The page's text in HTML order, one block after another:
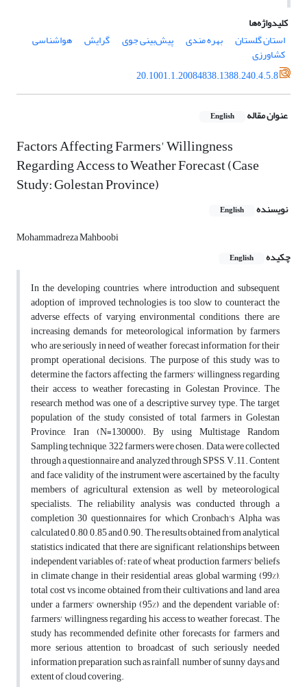
کلیدواژه‌ها
استان گلستان
بهره مندی پیش‌بینی جوی گرایش هواشناسی
کشاورزی
20.1001.1.20084838.1388.240.4.5.8
عنوان مقاله English
Factors Affecting Farmers' Willingness
Regarding Access to Weather Forecast (Case
Study: Golestan Province)
نویسنده English
Mohammadreza Mahboobi
چکیده
English
In the developing countries, where introduction and subsequent
adoption of improved technologies is too slow to counteract the
adverse effects of varying environmental conditions, there are
increasing demands for meteorological information by farmers
who are seriously in need of weather forecast information for their
prompt operational decisions. The purpose of this study was to
determine the factors affecting the farmers' willingness regarding
their access to weather forecasting in Golestan Province. The
research method was one of a descriptive survey type. The target
population of the study consisted of total farmers in Golestan
Province, Iran (N=130000). By using Multistage Random
Sampling technique, 322 farmers were chosen. Data were collected
through a questionnaire and analyzed through SPSS, V.11. Content
and face validity of the instrument were ascertained by the faculty
members of agricultural extension as well by meteorological
specialists. The reliability analysis was conducted through a
completion 30 questionnaires for which Cronbach's Alpha was
calculated 0.80, 0.85 and 0.90. The results obtained from analytical
statistics indicated that there are significant relationships between
independent variables of: rate of wheat production, farmers' beliefs
in climate change in their residential areas, global warming (99%),
total cost vs income obtained from their cultivations and land area
under a farmers' ownership (95%) and the dependent variable of:
farmers' willingness regarding his access to weather forecast. The
study has recommended definite other forecasts for farmers and
more serious attention to broadcast of such seriously needed
information preparation such as rainfall, number of sunny days and
extent of cloud covering.